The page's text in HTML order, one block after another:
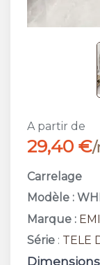
A partir de
29,40 €/
Carrelage
Modèle :
Marque :
Série : TELE
Dimensions